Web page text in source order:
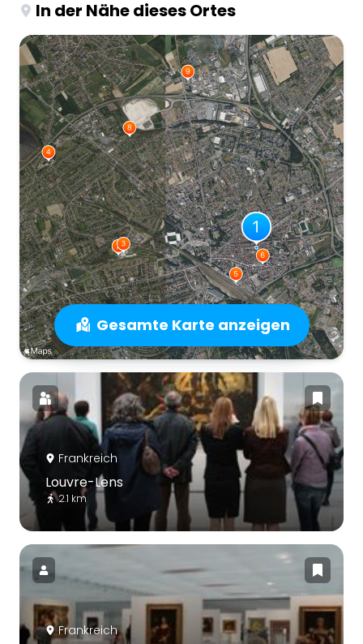
In der Nähe dieses Ortes
Gesamte Karte anzeigen
Frankreich
Louvre-Lens
2.1 km
Frankreich